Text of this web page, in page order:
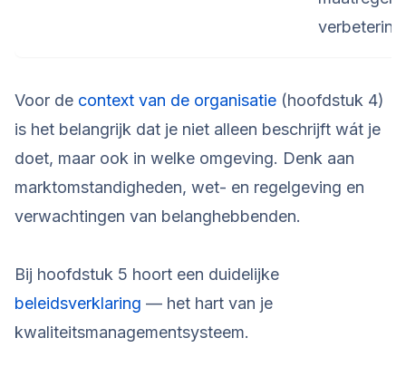
verbetering
Voor de context van de organisatie (hoofdstuk 4)
is het belangrijk dat je niet alleen beschrijft wát je
doet, maar ook in welke omgeving. Denk aan
marktomstandigheden, wet- en regelgeving en
verwachtingen van belanghebbenden.
Bij hoofdstuk 5 hoort een duidelijke
beleidsverklaring — het hart van je
kwaliteitsmanagementsysteem.